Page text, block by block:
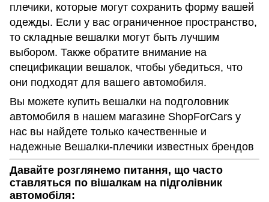
плечики, которые могут сохранить форму вашей
одежды. Если у вас ограниченное пространство,
то складные вешалки могут быть лучшим
выбором. Также обратите внимание на
спецификации вешалок, чтобы убедиться, что
они подходят для вашего автомобиля.
Вы можете купить вешалки на подголовник
автомобиля в нашем магазине ShopForCars у
нас вы найдете только качественные и
надежные Вешалки-плечики известных брендов
Давайте розглянемо питання, що часто
ставляться по вішалкам на підголівник
автомобіля: